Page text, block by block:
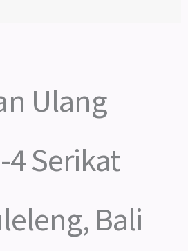
Ulang
4 Serikat
Bali